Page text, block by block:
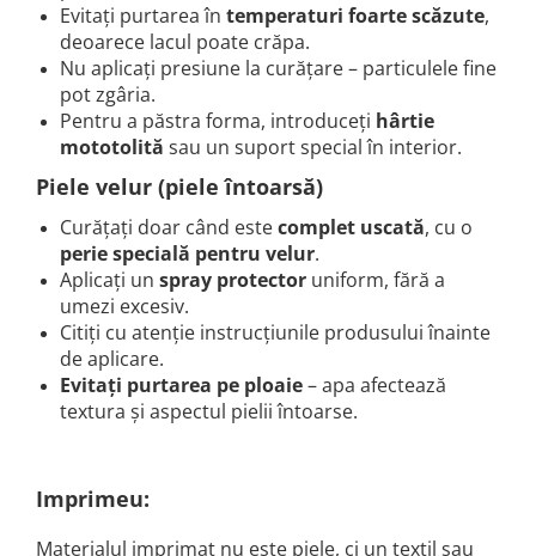
Evitați purtarea în temperaturi foarte scăzute,
deoarece lacul poate crăpa.
Nu aplicați presiune la curățare – particulele fine
pot zgâria.
Pentru a păstra forma, introduceți hârtie
mototolită sau un suport special în interior.
Piele velur (piele întoarsă)
Curățați doar când estecomplet uscată, cu o
perie specială pentru velur.
Aplicați un spray protector uniform, fără a
umezi excesiv.
Citiți cu atenție instrucțiunile produsului înainte
de aplicare.
Evitați purtarea pe ploaie– apa afectează
textura și aspectul pielii întoarse.
Imprimeu:
Materialul imprimat nu este piele, ci un textil sau